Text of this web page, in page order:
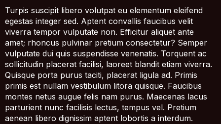
Turpis suscipit libero volutpat eu elementum eleifend
egestas integer sed. Aptent convallis faucibus velit
viverra tempor vulputate non. Efficitur aliquet ante
amet; rhoncus pulvinar pretium consectetur? Semper
vulputate dui quis suspendisse venenatis. Torquent ac
sollicitudin placerat facilisi, laoreet blandit etiam viverra.
Quisque porta purus taciti, placerat ligula ad. Primis
primis est nullam vestibulum litora quisque. Faucibus
montes netus augue felis nam purus. Maecenas lacus
parturient nunc facilisis lectus, tempus vel. Pretium
aenean libero dignissim aptent lobortis a interdum.